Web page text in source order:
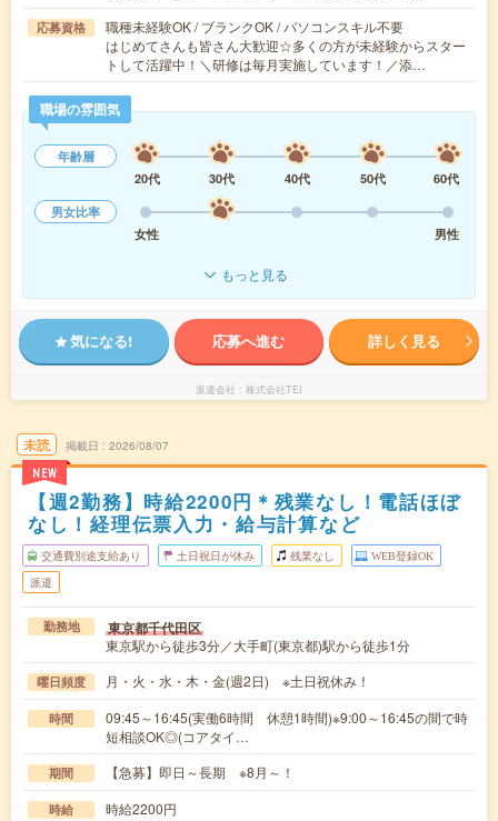
応募資格
職種未経験OK / ブランクOK / パソコンスキル不要
はじめてさんも皆さん大歓迎☆多くの方が未経験からスター
トして活躍中！＼研修は毎月実施しています！／添…
職場の雰囲気
年齢層
20代
30代 40代 50代
60代
男女比率
女性
男性
もっと見る
気になる! 応募へ進む 詳しく見る
派遣会社 株式会社TEI
未読
NEW
掲載日 2026/08/07
【週2勤務】時給2200円＊残業なし！電話ほぼ
なし！経理伝票入力・給与計算など
交通費別途支給あり 土日祝日が休み 残業なし WEB登録OK
派遣
勤務地 東京都千代田区
東京駅から徒歩3分／大手町(東京都)駅から徒歩1分
曜日頻度 月・火・水・木・金(週2日) ※土日祝休み！
時間
09:45～16:45(実働6時間 休憩1時間)※9:00～16:45の間で時
短相談OK◎(コアタイ…
期間 【急募】即日～長期 ※8月～！
時給 時給2200円